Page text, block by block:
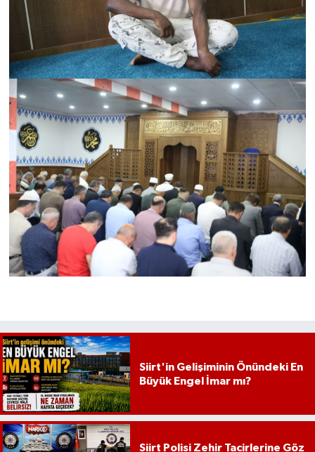
Siirt'in Gelişiminin Önündeki En
Büyük Engel İmar mı?
Siirt Polisi Zehir Tacirlerine Göz